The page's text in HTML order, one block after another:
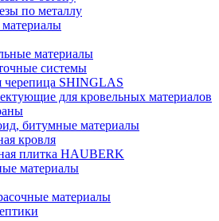
по металлу
материалы
системы
черепица SHINGLAS
для кровельных материалов
битумные материалы
кровля
плитка HAUBERK
материалы
материалы